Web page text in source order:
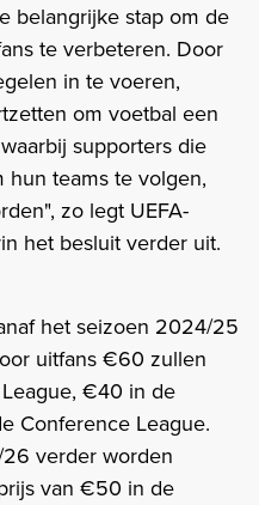
belangrijke stap om de
te verbeteren. Door
in te voeren,
om voetbal een
supporters die
teams te volgen,
zo legt UEFA-
het besluit verder uit.
het seizoen 2024/25
uitfans €60 zullen
€40 in de
Conference League.
verder worden
van €50 in de